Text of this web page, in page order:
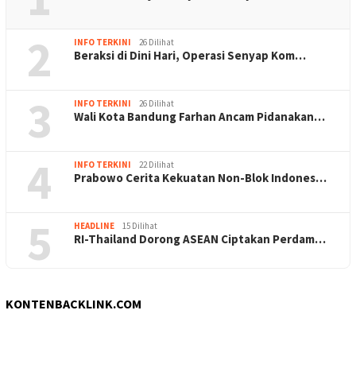
2 INFO TERKINI 26 Dilihat
Beraksi di Dini Hari, Operasi Senyap Kom…
3 INFO TERKINI 26 Dilihat
Wali Kota Bandung Farhan Ancam Pidanakan…
4 INFO TERKINI 22 Dilihat
Prabowo Cerita Kekuatan Non-Blok Indones…
5 HEADLINE 15 Dilihat
RI-Thailand Dorong ASEAN Ciptakan Perdam…
KONTENBACKLINK.COM